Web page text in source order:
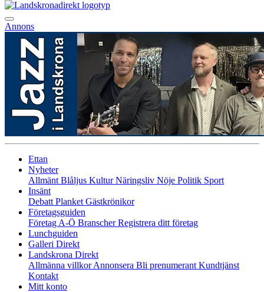
Annons
Ettan
Nyheter
Allmänt Blåljus KulturNäringsliv Nöje Politik Sport
Insänt
Debatt Planket Gästkrönikor
Företagsguiden
Företag A-Ö BranscherRegistrera ditt företag
Lunchguiden
Galleri Direkt
Landskrona Direkt
Allmänna villkorAnnonsera Bli prenumerant Kundtjänst
Kontakt
Mitt konto